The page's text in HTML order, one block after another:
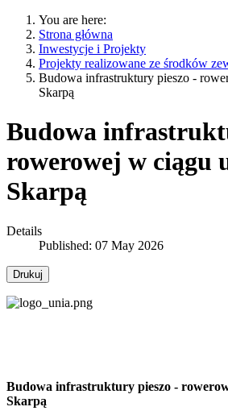
You are here:
Strona główna
Inwestycje i Projekty
Projekty realizowane ze środków
Budowa infrastruktury pieszo -
Skarpą
Budowa
rowerowej w ciągu
Skarpą
Details
Published: 07 May 2026
Drukuj
Budowa infrastruktury pieszo -
Skarpą